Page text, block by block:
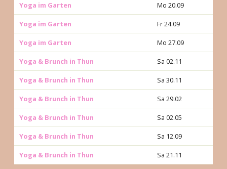
Yoga im Garten Mo 20.09
Yoga im Garten Fr 24.09
Yoga im Garten Mo 27.09
Yoga & Brunch in Thun Sa 02.11
Yoga & Brunch in Thun Sa 30.11
Yoga & Brunch in Thun Sa 29.02
Yoga & Brunch in Thun Sa 02.05
Yoga & Brunch in Thun Sa 12.09
Yoga & Brunch in Thun Sa 21.11